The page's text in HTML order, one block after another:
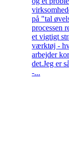
på "tal
processen
et vigtigt
værktøj -
arbejder
det.Jeg er
-...